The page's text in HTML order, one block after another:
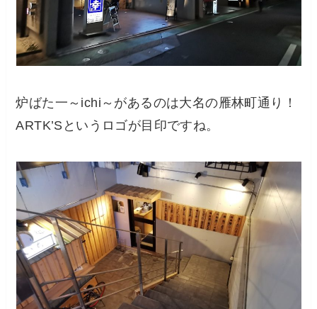
炉ばた一～ichi～があるのは大名の雁林町通り！
ARTK’Sというロゴが目印ですね。